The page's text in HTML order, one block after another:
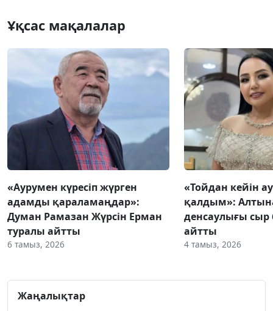
Ұқсас мақалалар
«Аурумен күресіп жүрген
адамды қараламаңдар»:
Думан Рамазан Жүрсін Ерман
туралы айтты
6 тамыз, 2026
«Тойдан кейін
қалдым»:
денсаулығы сыр
айтты
4 тамыз, 2026
Жаңалықтар